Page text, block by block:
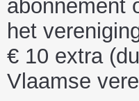
abonnement
het
€ 10 extra
Vlaamse